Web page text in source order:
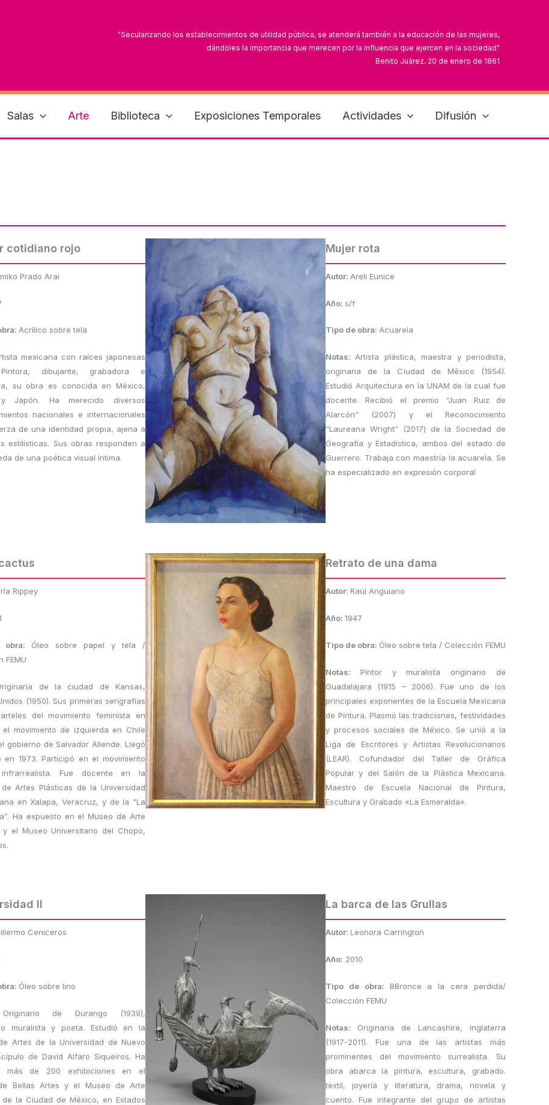
"Secularizando los establecimientos de utilidad pública, se atenderá también a la educación de las mujeres,
dándoles la importancia que merecen por la influencia que ejercen en la sociedad"
Benito Juárez, 20 de enero de 1861
Salas Arte Biblioteca Exposiciones Temporales Actividades Difusión
cotidiano rojo
Prado Arai
Acrílico sobre tela
mexicana con raíces japonesas
dibujante, grabadora e
su obra es conocida en México,
Japón. Ha merecido diversos
nacionales e internacionales
de una identidad propia, ajena a
estilísticas. Sus obras responden a
de una poética visual íntima.
Mujer rota
Autor: Areli Eunice
Año: s/f
Tipo de obra: Acuarela
Notas:Artista plástica, maestra y periodista,
originaria de la Ciudad de México (1954).
Estudió Arquitectura en la UNAM de la cual fue
docente. Recibió el premio “Juan Ruiz de
Alarcón” (2007) y el Reconocimiento
“Laureana Wright” (2017) de la Sociedad de
Geografía y Estadística, ambos del estado de
Guerrero. Trabaja con maestría la acuarela. Se
ha especializado en expresión corporal
Rippey
obra: Óleo sobre papel y tela /
FEMU
de la ciudad de Kansas,
(1950). Sus primeras serigrafías
del movimiento feminista en
el movimiento de izquierda en Chile
gobierno de Salvador Allende. Llegó
en 1973. Participó en el movimiento
Fue docente en la
de Artes Plásticas de la Universidad
en Xalapa, Veracruz, y de la “La
Ha expuesto en el Museo de Arte
y el Museo Universitario del Chopo,
Retrato de una dama
Autor: Raúl Anguiano
Año: 1947
Tipo de obra: Óleo sobre tela / Colección FEMU
Notas: Pintor y muralista originario de
Guadalajara (1915 – 2006). Fue uno de los
principales exponentes de la Escuela Mexicana
de Pintura. Plasmó las tradiciones, festividades
y procesos sociales de México. Se unió a la
Liga de Escritores y Artistas Revolucionarios
(LEAR). Cofundador del Taller de Gráfica
Popular y del Salón de la Plástica Mexicana.
Maestro de Escuela Nacional de Pintura,
Escultura y Grabado «La Esmeralda».
II
Ceniceros
Óleo sobre lino
Originario de Durango (1939),
muralista y poeta. Estudió en la
Artes de la Universidad de Nuevo
de David Alfaro Siqueiros. Ha
más de 200 exhibiciones en el
Bellas Artes y el Museo de Arte
de la Ciudad de México, en Estados
La barca de las Grullas
Autor: Leonora Carrington
Año: 2010
Tipo de obra: BBronce a la cera perdida/
Colección FEMU
Notas: Originaria de Lancashire, Inglaterra
(1917-2011). Fue una de las artistas más
prominentes del movimiento surrealista. Su
obra abarca la pintura, escultura, grabado.
textil, joyería y literatura, drama, novela y
cuento. Fue integrante del grupo de artistas